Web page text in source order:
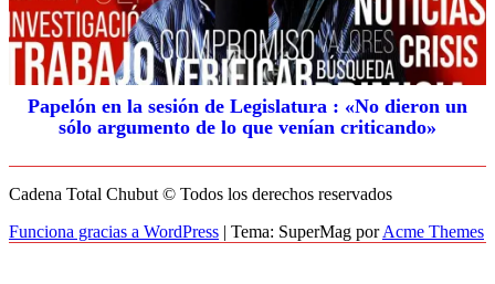
Papelón en la sesión de Legislatura : «No dieron un
sólo argumento de lo que venían criticando»
Cadena Total Chubut © Todos los derechos reservados
Funciona gracias a WordPress | Tema: SuperMag porAcme Themes